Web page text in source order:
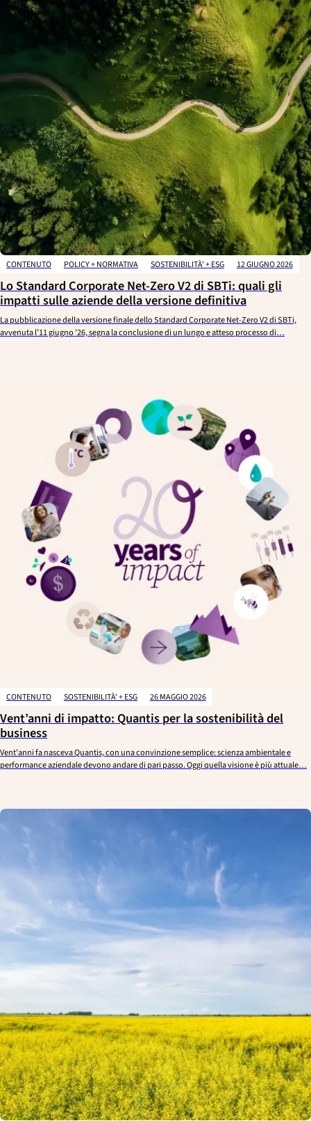
CONTENUTO POLICY + NORMATIVA SOSTENIBILITÀ' + ESG 12 GIUGNO 2026
Lo Standard Corporate Net-Zero V2 di SBTi: quali gli
impatti sulle aziende della versione definitiva
La pubblicazione della versione finale dello Standard Corporate Net-Zero V2 di SBTi,
avvenuta l’11 giugno '26, segna la conclusione di un lungo e atteso processo di…
CONTENUTO SOSTENIBILITÀ' + ESG 26 MAGGIO 2026
Vent’anni di impatto: Quantis per la sostenibilità del
business
Vent'anni fa nasceva Quantis, con una convinzione semplice: scienza ambientale e
performance aziendale devono andare di pari passo. Oggi quella visione è più attuale…
CHIUDERE
Argomenti
Industrie
CANCELLARE APPLICARE